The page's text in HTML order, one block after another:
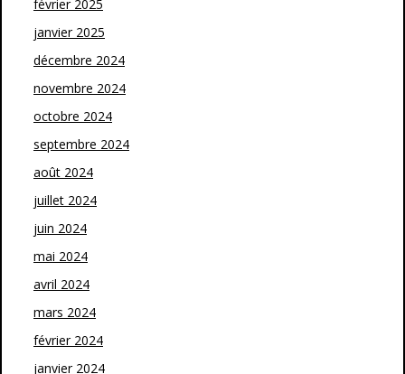
février 2025
janvier 2025
décembre 2024
novembre 2024
octobre 2024
septembre 2024
août 2024
juillet 2024
juin 2024
mai 2024
avril 2024
mars 2024
février 2024
janvier 2024